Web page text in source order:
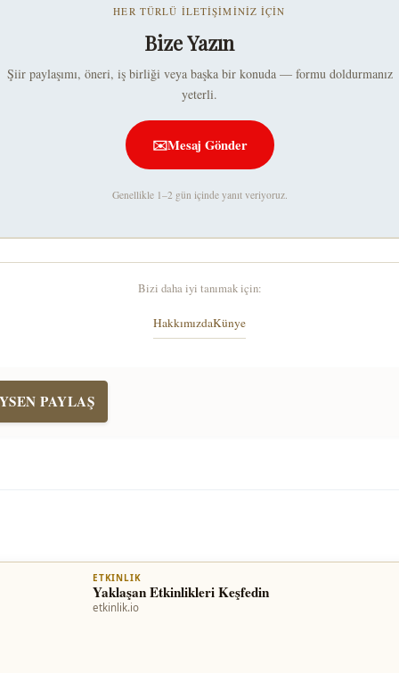
HER TÜRLÜ İLETIŞIMINIZ İÇIN
Bize Yazın
Şiir paylaşımı, öneri, iş birliği veya başka bir konuda — formu doldurmanız
yeterli.
✉️Mesaj Gönder
Genellikle 1–2 gün içinde yanıt veriyoruz.
Bizi daha iyi tanımak için:
HakkımızdaKünye
PAYLAŞ
ETKINLIK
Yaklaşan Etkinlikleri Keşfedin
etkinlik.io